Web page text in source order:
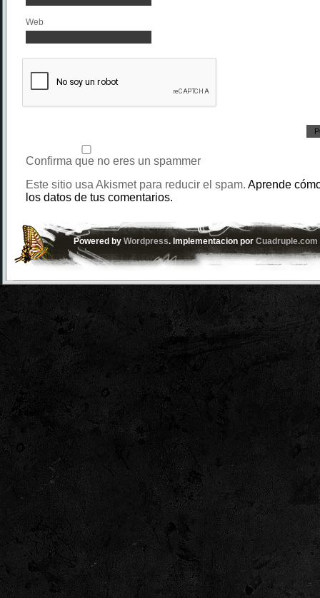
Web
Confirma que no eres un spammer
Este sitio usa Akismet para reducir el spam. Aprende
los datos de tus comentarios.
Powered byWordpress. Implementacion porCuadruple.com